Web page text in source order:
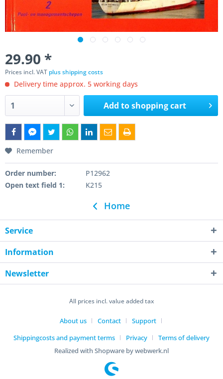
29.90 *
Prices incl. VAT plus shipping costs
Delivery time approx. 5 working days
Add toshopping cart
Remember
Order number:
P12962
Open text field 1:
K215
Home
Service
Information
Newsletter
All prices incl. value added tax
About us Contact
Support
Shippingcosts and payment terms
Privacy
Terms of delivery
Realized with Shopware by webwerk.nl